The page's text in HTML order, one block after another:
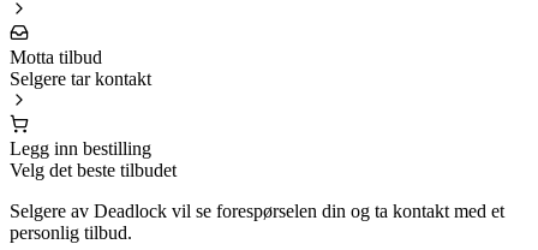
Motta tilbud
Selgere tar kontakt
Legg inn bestilling
Velg det beste tilbudet
Selgere av Deadlock vil se forespørselen din og ta kontakt med et
personlig tilbud.